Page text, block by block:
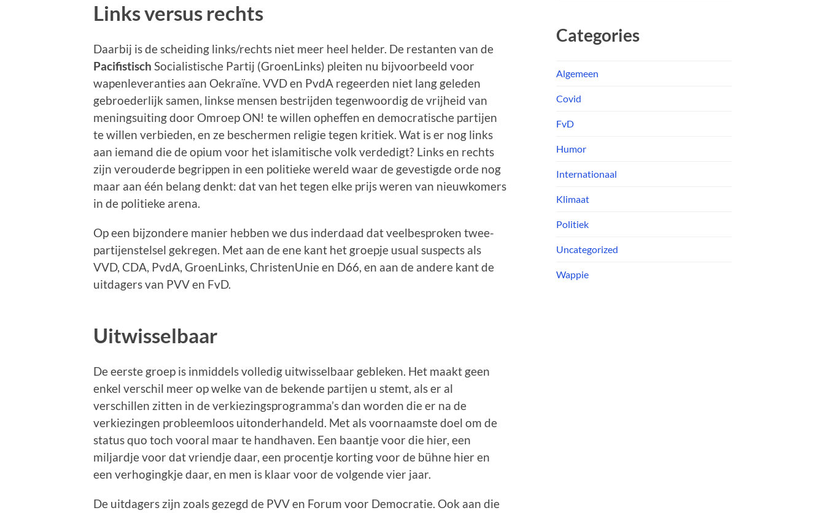
Links versus rechts
Daarbij is de scheiding links/rechts niet meer heel helder. De restanten van de
Pacifistisch Socialistische Partij (GroenLinks) pleiten nu bijvoorbeeld voor
wapenleveranties aan Oekraïne. VVD en PvdA regeerden niet lang geleden
gebroederlijk samen, linkse mensen bestrijden tegenwoordig de vrijheid van
meningsuiting door Omroep ON! te willen opheffen en democratische partijen
te willen verbieden, en ze beschermen religie tegen kritiek. Wat is er nog links
aan iemand die de opium voor het islamitische volk verdedigt? Links en rechts
zijn verouderde begrippen in een politieke wereld waar de gevestigde orde nog
maar aan één belang denkt: dat van het tegen elke prijs weren van nieuwkomers
in de politieke arena.
Op een bijzondere manier hebben we dus inderdaad dat veelbesproken twee-
partijenstelsel gekregen. Met aan de ene kant het groepje usual suspects als
VVD, CDA, PvdA, GroenLinks, ChristenUnie en D66, en aan de andere kant de
uitdagers van PVV en FvD.
Uitwisselbaar
De eerste groep is inmiddels volledig uitwisselbaar gebleken. Het maakt geen
enkel verschil meer op welke van de bekende partijen u stemt, als er al
verschillen zitten in de verkiezingsprogramma’s dan worden die er na de
verkiezingen probleemloos uitonderhandeld. Met als voornaamste doel om de
status quo toch vooral maar te handhaven. Een baantje voor die hier, een
miljardje voor dat vriendje daar, een procentje korting voor de bühne hier en
een verhogingkje daar, en men is klaar voor de volgende vier jaar.
De uitdagers zijn zoals gezegd de PVV en Forum voor Democratie. Ook aan die
Categories
Algemeen
Covid
FvD
Humor
Internationaal
Klimaat
Politiek
Uncategorized
Wappie